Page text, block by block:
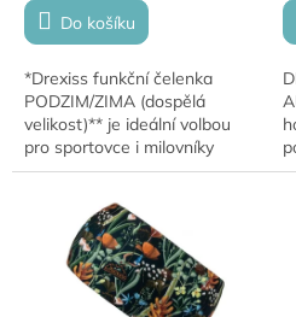
Do košíku
*Drexiss funkční čelenka
PODZIM/ZIMA (dospělá
velikost)** je ideální volbou
pro sportovce i milovníky
outdooru. Univerzální velikost
pružný funkční...